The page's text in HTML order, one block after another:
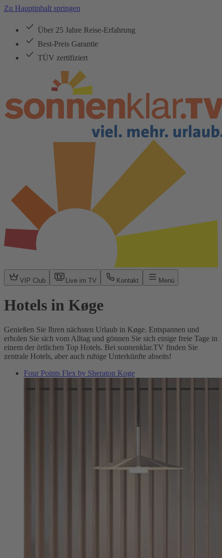
Zu Hauptinhalt springen
Über 25 Jahre Reise-Erfahrung
Best-Preis Garantie
TÜV zertifiziert
VIP Club Live im TV Kontakt Menü
Hotels in Køge
Genießen Sie Ihren nächsten Urlaub in Køge. Entspannen und
erholen Sie sich vom Alltag und gönnen Sie sich einige freie Tage in
einem der örtlichen Top Hotels. Bei sonnenklar.TV finden Sie
zentrale Hotels, aber auch ruhige Unterkünfte abseits!
Four Points Flex by Sheraton Koge